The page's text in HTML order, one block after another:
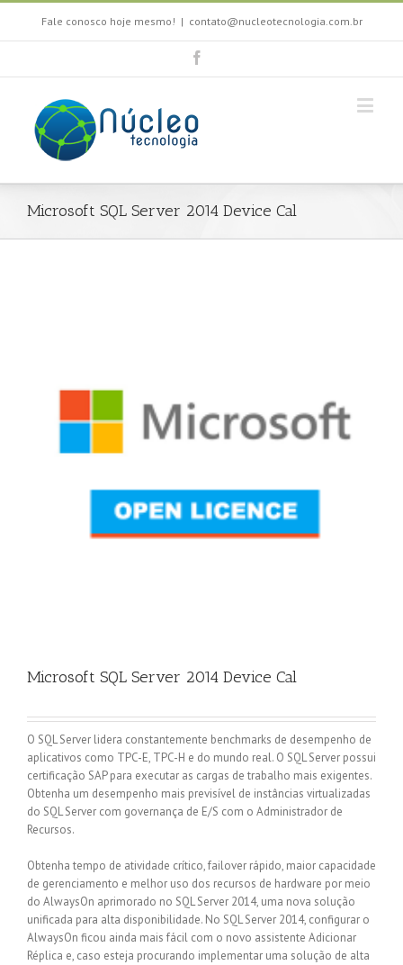
Fale conosco hoje mesmo! | contato@nucleotecnologia.com.br
Microsoft SQL Server 2014 Device Cal
Microsoft SQL Server 2014 Device Cal
O SQL Server lidera constantemente benchmarks de desempenho de
aplicativos como TPC-E, TPC-H e do mundo real. O SQL Server possui
certificação SAP para executar as cargas de trabalho mais exigentes.
Obtenha um desempenho mais previsível de instâncias virtualizadas
do SQL Server com governança de E/S com o Administrador de
Recursos.
Obtenha tempo de atividade crítico, failover rápido, maior capacidade
de gerenciamento e melhor uso dos recursos de hardware por meio
do AlwaysOn aprimorado no SQL Server 2014, uma nova solução
unificada para alta disponibilidade. No SQL Server 2014, configurar o
AlwaysOn ficou ainda mais fácil com o novo assistente Adicionar
Réplica e, caso esteja procurando implementar uma solução de alta